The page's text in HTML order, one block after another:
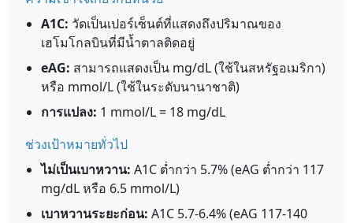
A1C: วัดเป็นเปอร์เซ็นต์ที่แสดงถึงปริมาณของ
เฮโมโกลบินที่มีน้ำตาลติดอยู่
eAG: สามารถแสดงเป็น mg/dL (ใช้ในสหรัฐอเมริกา)
หรือ mmol/L (ใช้ในระดับนานาชาติ)
การแปลง: 1 mmol/L = 18 mg/dL
ช่วงเป้าหมายทั่วไป
ไม่เป็นเบาหวาน: A1C ต่ำกว่า 5.7% (eAG ต่ำกว่า 117
mg/dL หรือ 6.5 mmol/L)
เบาหวานระยะก่อน: A1C 5.7-6.4% (eAG 117-140